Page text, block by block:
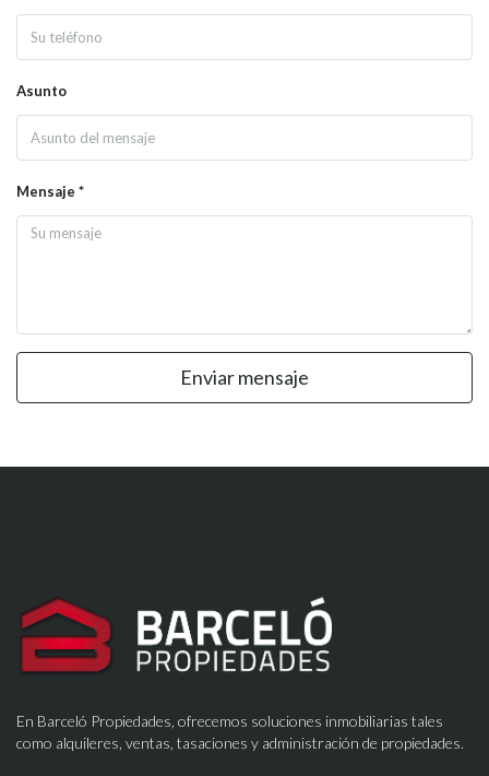
Asunto
Mensaje *
Enviar mensaje
En Barceló Propiedades, ofrecemos soluciones inmobiliarias tales
como alquileres, ventas, tasaciones y administración de propiedades.